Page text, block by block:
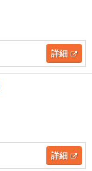
詳細
詳細